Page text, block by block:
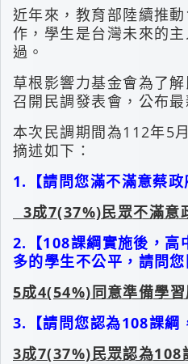
近年來，教育部陸續推
作，學生是台灣未來的
過。
草根影響力基金會為了
召開民調發表會，公布
本次民調期間為112年5
摘述如下：
1.【請問您滿不滿意蔡政
3成7(37%)民眾不滿意
2.【108課綱實施後，高
多的學生不公平，請問您
5成4(54%)同意準備學
3.【請問您認為108課綱
3成7(37%)民眾認為108